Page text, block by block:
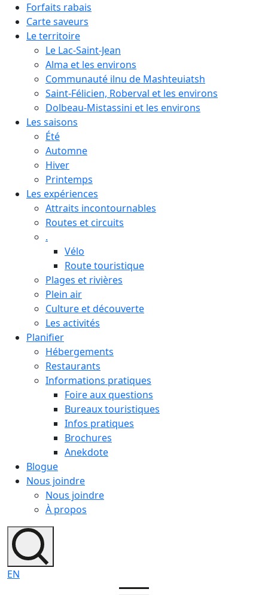
Forfaits rabais
Carte saveurs
Le territoire
Le Lac-Saint-Jean
Alma et les environs
Communauté ilnu de Mashteuiatsh
Saint-Félicien, Roberval et les environs
Dolbeau-Mistassini et les environs
Les saisons
Été
Automne
Hiver
Printemps
Les expériences
Attraits incontournables
Routes et circuits
.
Vélo
Route touristique
Plages et rivières
Plein air
Culture et découverte
Les activités
Planifier
Hébergements
Restaurants
Informations pratiques
Foire aux questions
Bureaux touristiques
Infos pratiques
Brochures
Anekdote
Blogue
Nous joindre
Nous joindre
À propos
EN